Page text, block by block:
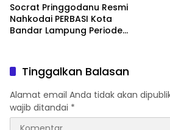
Socrat Pringgodanu Resmi
Nahkodai PERBASI Kota
Bandar Lampung Periode
Tinggalkan Balasan
Alamat email Anda tidak akan
wajib ditandai *